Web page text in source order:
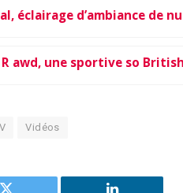
éclairage d’ambiance de
R awd, une sportive so
Vidéos